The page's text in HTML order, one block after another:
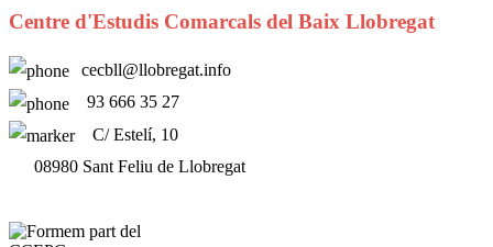
Centre d'Estudis Comarcals del Baix Llobregat
cecbll@llobregat.info
93 666 35 27
C/ Estelí, 10
08980 Sant Feliu de Llobregat